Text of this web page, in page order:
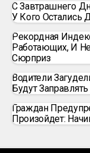
С Завтрашнего
У Кого Остались
Рекордная
Работающих, И
Сюрприз
Водители
Будут
Граждан
Произойдет: